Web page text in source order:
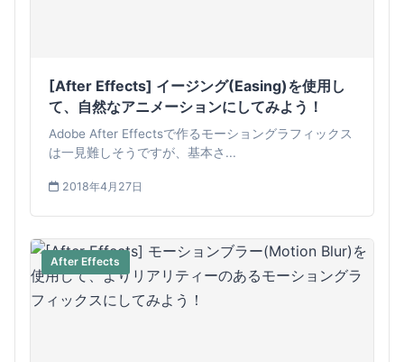
[After Effects] イージング(Easing)を使用し
て、自然なアニメーションにしてみよう！
Adobe After Effectsで作るモーショングラフィックス
は一見難しそうですが、基本さ...
2018年4月27日
After Effects